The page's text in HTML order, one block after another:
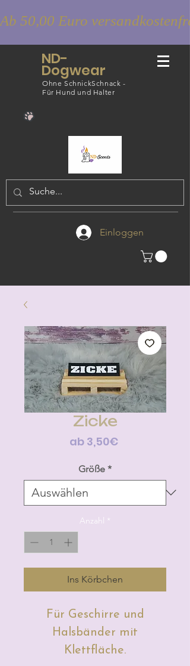
Ab 50,00 Euro versandkostenfrei
ND-
Dogwear
Ohne SchnickSchnack -
Für Hund und Halter
Einloggen
Zicke
ab 3,50€Sale-
Größe *
Anzahl *
Ins Körbchen
Für Geschirre und
Halsbänder mit
Klettfläche.